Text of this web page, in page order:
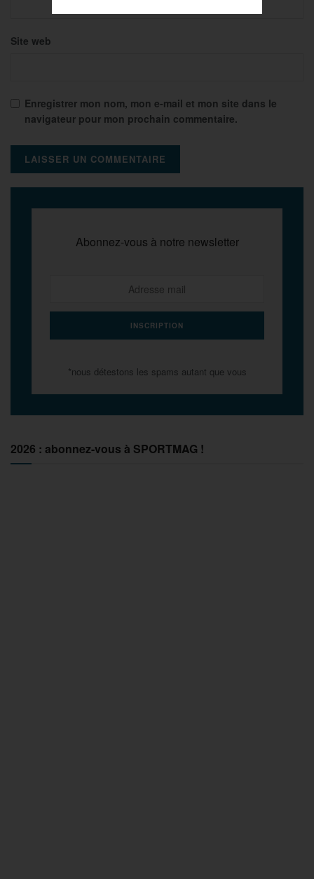
Site web
Enregistrer mon nom, mon e-mail et mon site dans le
navigateur pour mon prochain commentaire.
Abonnez-vous à notre newsletter
*nous détestons les spams autant que vous
2026 : abonnez-vous à SPORTMAG !